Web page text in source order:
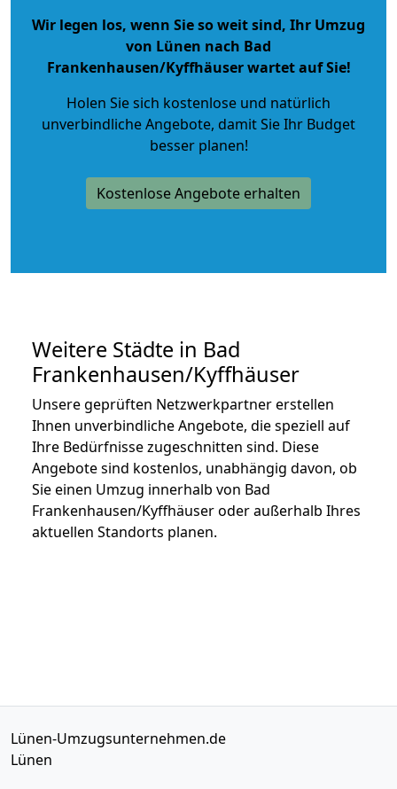
Wir legen los, wenn Sie so weit sind, Ihr Umzug
von Lünen nach Bad
Frankenhausen/Kyffhäuser wartet auf Sie!
Holen Sie sich kostenlose und natürlich
unverbindliche Angebote, damit Sie Ihr Budget
besser planen!
Kostenlose Angebote erhalten
Weitere Städte in Bad
Frankenhausen/Kyffhäuser
Unsere geprüften Netzwerkpartner erstellen
Ihnen unverbindliche Angebote, die speziell auf
Ihre Bedürfnisse zugeschnitten sind. Diese
Angebote sind kostenlos, unabhängig davon, ob
Sie einen Umzug innerhalb von Bad
Frankenhausen/Kyffhäuser oder außerhalb Ihres
aktuellen Standorts planen.
Lünen-Umzugsunternehmen.de
Lünen